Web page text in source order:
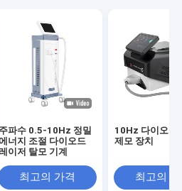
주파수 0.5-10Hz 정밀
너지 조절 다이오드
이저 탈모 기계
최고의 가격
10Hz 다이오드
제모 장치
최고의